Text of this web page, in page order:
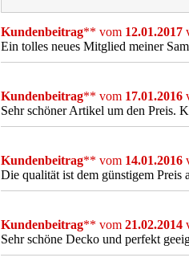
Kundenbeitrag** vom 12.01.2017
Ein tolles neues Mitglied meiner
Kundenbeitrag** vom 17.01.2016
Sehr schöner Artikel um den Preis.
Kundenbeitrag** vom 14.01.2016
Die qualität ist dem günstigem Preis
Kundenbeitrag** vom 21.02.2014
Sehr schöne Decko und perfekt